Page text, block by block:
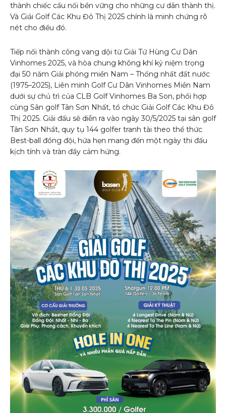
thành chiếc cầu nối bền vững cho những cư dân thành thị.
Và Giải Golf Các Khu Đô Thị 2025 chính là minh chứng rõ
nét cho điều đó.
Tiếp nối thành công vang dội từ Giải Tứ Hùng Cư Dân
Vinhomes 2025, và hòa chung không khí kỷ niệm trọng
đại 50 năm Giải phóng miền Nam – Thống nhất đất nước
(1975–2025), Liên minh Golf Cư Dân Vinhomes Miền Nam
dưới sự chủ trì của CLB Golf Vinhomes Ba Son, phối hợp
cùng Sân golf Tân Sơn Nhất, tổ chức Giải Golf Các Khu Đô
Thị 2025. Giải đấu sẽ diễn ra vào ngày 30/5/2025 tại sân golf
Tân Sơn Nhất, quy tụ 144 golfer tranh tài theo thể thức
Best-ball đồng đội, hứa hẹn mang đến một ngày thi đấu
kịch tính và tràn đầy cảm hứng.